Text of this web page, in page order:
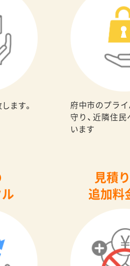
ます。
府中市のプラ
守り、近隣住
います
見積
追加料